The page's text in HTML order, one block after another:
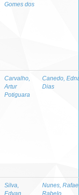
Gomes dos
Carvalho,
Artur
Potiguara
Canedo,
Dias
Silva,
Edvan
Nunes,
Rabelo